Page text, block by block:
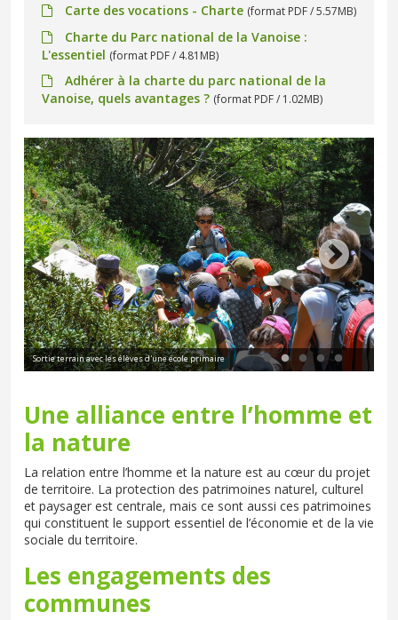
Carte des vocations - Charte (format PDF / 5.57MB)
Charte du Parc national de la Vanoise :
L'essentiel (format PDF / 4.81MB)
Adhérer à la charte du parc national de la
Vanoise, quels avantages ? (format PDF / 1.02MB)
Sortie terrain avec les élèves d'une école primaire
Une alliance entre l’homme et
la nature
La relation entre l’homme et la nature est au cœur du projet
de territoire. La protection des patrimoines naturel, culturel
et paysager est centrale, mais ce sont aussi ces patrimoines
qui constituent le support essentiel de l’économie et de la vie
sociale du territoire.
Les engagements des
communes